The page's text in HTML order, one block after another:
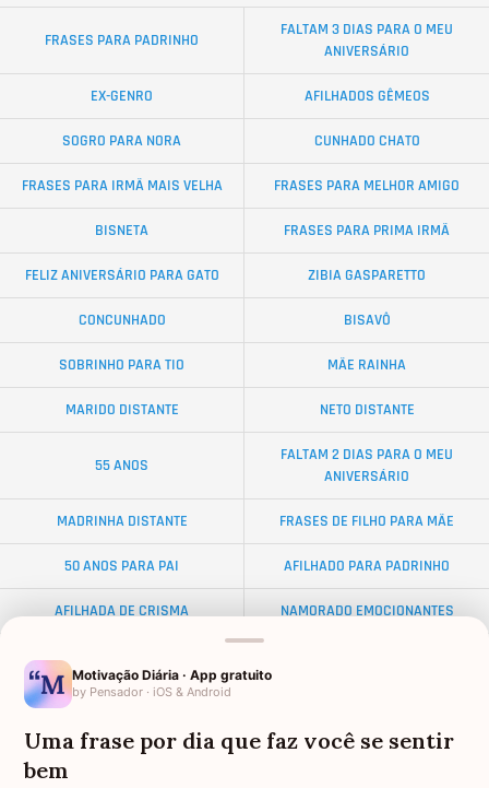
FRASES PARA PADRINHO
FALTAM 3 DIAS PARA O MEU
ANIVERSÁRIO
EX-GENRO AFILHADOS GÊMEOS
SOGRO PARA NORA CUNHADO CHATO
FRASES PARA IRMÃ MAIS VELHA FRASES PARA MELHOR AMIGO
BISNETA FRASES PARA PRIMA IRMÃ
FELIZ ANIVERSÁRIO PARA GATO ZIBIA GASPARETTO
CONCUNHADO BISAVÔ
SOBRINHO PARA TIO MÃE RAINHA
MARIDO DISTANTE NETO DISTANTE
55 ANOS
FALTAM 2 DIAS PARA O MEU
ANIVERSÁRIO
MADRINHA DISTANTE FRASES DE FILHO PARA MÃE
50 ANOS PARA PAI AFILHADO PARA PADRINHO
AFILHADA DE CRISMA NAMORADO EMOCIONANTES
EX-SOGRO
AFILHADO PARA MADRINHA AMIGO OLORIDO
Motivação Diária · App gratuito
by Pensador · iOS & Android
Uma frase por dia que faz você se sentir
bem